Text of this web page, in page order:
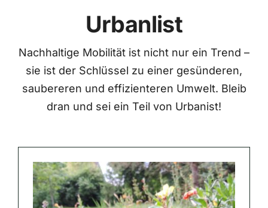
Urbanlist
Nachhaltige Mobilität ist nicht nur ein Trend –
sie ist der Schlüssel zu einer gesünderen,
saubereren und effizienteren Umwelt. Bleib
dran und sei ein Teil von Urbanist!